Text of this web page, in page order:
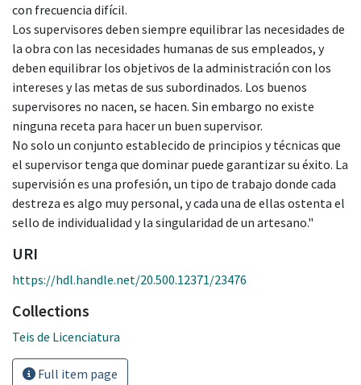
con frecuencia difícil.
Los supervisores deben siempre equilibrar las necesidades de
la obra con las necesidades humanas de sus empleados, y
deben equilibrar los objetivos de la administración con los
intereses y las metas de sus subordinados. Los buenos
supervisores no nacen, se hacen. Sin embargo no existe
ninguna receta para hacer un buen supervisor.
No solo un conjunto establecido de principios y técnicas que
el supervisor tenga que dominar puede garantizar su éxito. La
supervisión es una profesión, un tipo de trabajo donde cada
destreza es algo muy personal, y cada una de ellas ostenta el
sello de individualidad y la singularidad de un artesano."
URI
https://hdl.handle.net/20.500.12371/23476
Collections
Teis de Licenciatura
Full item page